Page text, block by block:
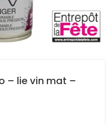
– lie vin mat –